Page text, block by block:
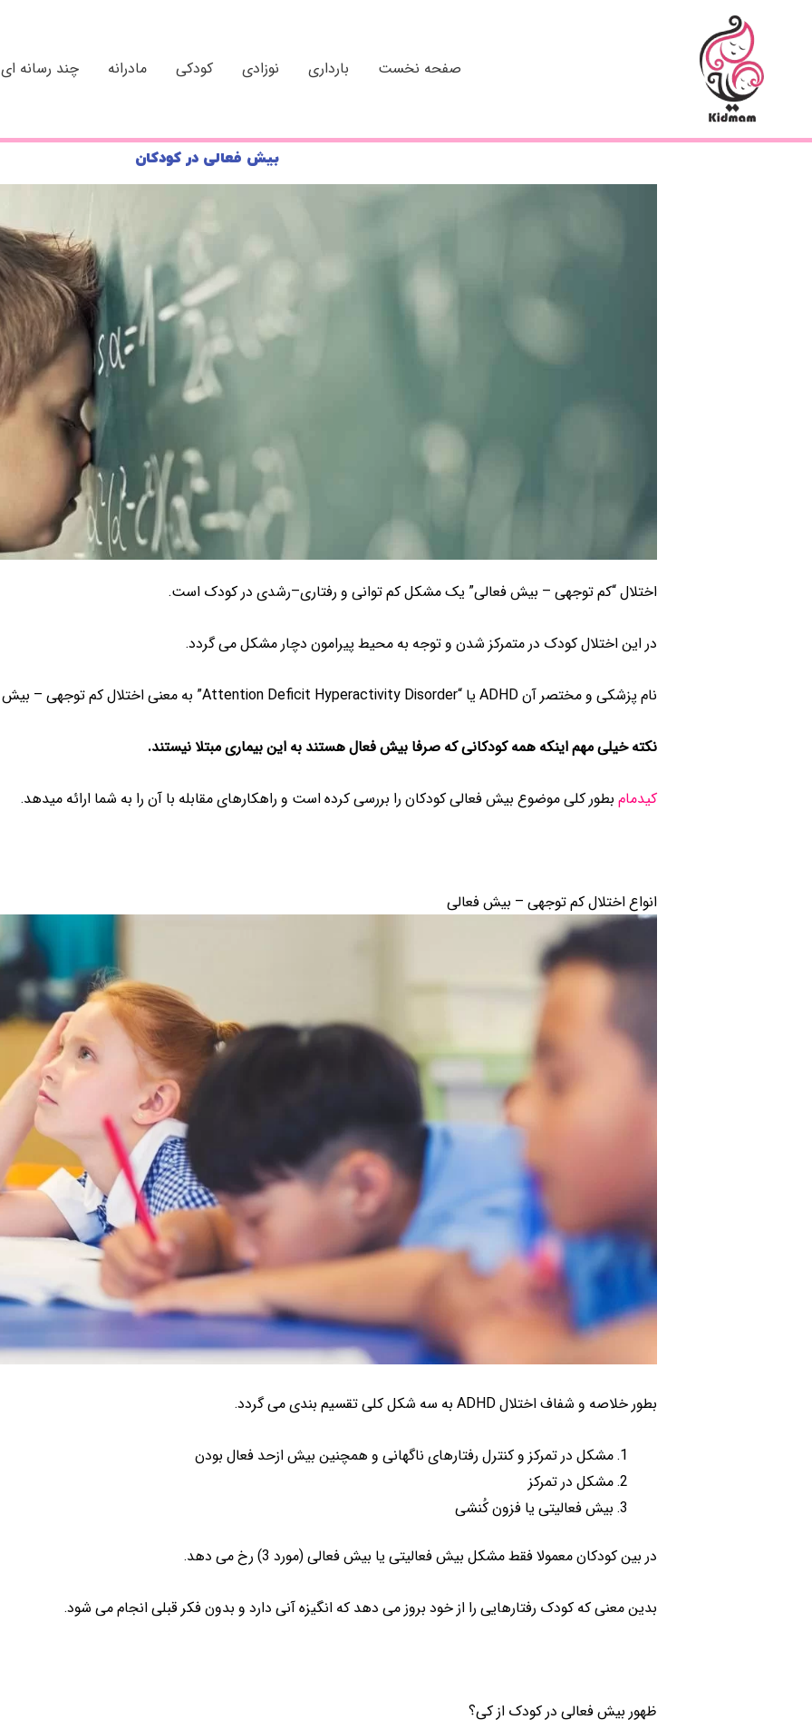
صفحه نخست بارداری نوزادی کودکی مادرانه چند رسانه ای
بیش فعالی در کودکان
اختلال “کم توجهی – بیش فعالی” یک مشکل کم توانی و رفتاری–رشدی در کودک است.
در این اختلال کودک در متمرکز شدن و توجه به محیط پیرامون دچار مشکل می گردد.
نام پزشکی و مختصر آن ADHD یا “Attention Deficit Hyperactivity Disorder” به معنی اختلال کم توجهی – بیش فعالی است.
نکته خیلی مهم اینکه همه کودکانی که صرفا بیش فعال هستند به این بیماری مبتلا نیستند.
کیدمام بطور کلی موضوع بیش فعالی کودکان را بررسی کرده است و راهکارهای مقابله با آن را به شما ارائه میدهد.
انواع اختلال کم توجهی – بیش فعالی
بطور خلاصه و شفاف اختلال ADHD به سه شکل کلی تقسیم بندی می گردد.
مشکل در تمرکز و کنترل رفتارهای ناگهانی و همچنین بیش ازحد فعال بودن
مشکل در تمرکز
بیش فعالیتی یا فزون کُنشی
در بین کودکان معمولا فقط مشکل بیش فعالیتی یا بیش فعالی (مورد 3) رخ می دهد.
بدین معنی که کودک رفتارهایی را از خود بروز می دهد که انگیزه آنی دارد و بدون فکر قبلی انجام می شود.
ظهور بیش فعالی در کودک از کی؟